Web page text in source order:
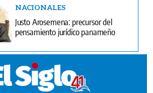
NACIONALES
Justo Arosemena: precursor del
pensamiento jurídico panameño